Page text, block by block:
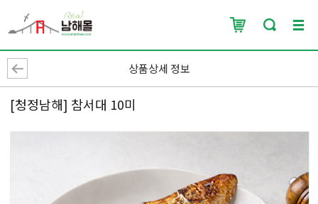
상품상세 정보
[청정남해] 참서대 10미